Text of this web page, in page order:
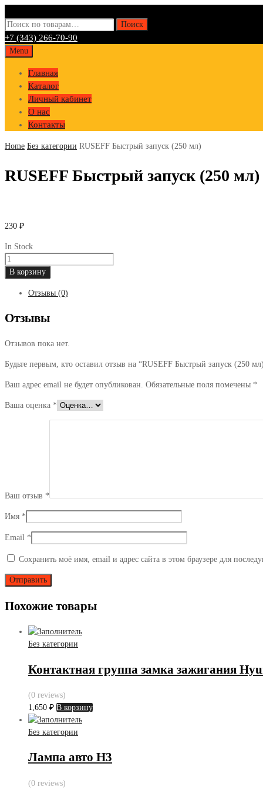
Искать: Поиск
+7 (343) 266-70-90
Skip
content
Menu
Главная
Каталог
Личный кабинет
О нас
Контакты
Home Без категории RUSEFF Быстрый запуск (250 мл)
RUSEFF Быстрый запуск (250 мл)
230 ₽
In Stock
Количество
товара
Быстрый
(250
В корзину
Отзывы (0)
Отзывы
Отзывов пока нет.
Будьте первым, кто оставил отзыв на “RUSEFF Быстрый запуск (250
Ваш адрес email не будет опубликован. Обязательные поля помечены *
Ваша оценка *
Ваш отзыв *
Имя *
Email *
Сохранить моё имя, email и адрес сайта в этом браузере для
Похожие товары
Без категории
Контактная группа замка зажигания
(0 reviews)
1,650 ₽ В корзину
Без категории
Лампа авто H3
(0 reviews)